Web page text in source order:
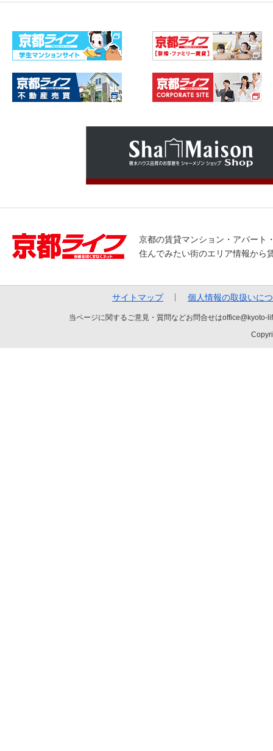
京都の賃貸マンション・アパート
住んでみたい街のエリア情報から
サイトマップ 個人情報の取扱いに
当ページに関するご意見・質問などお問合せは